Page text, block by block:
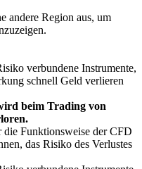
andere Region aus, um
verbundene Instrumente,
schnell Geld verlieren
beim Trading von
die Funktionsweise der CFD
das Risiko des Verlustes